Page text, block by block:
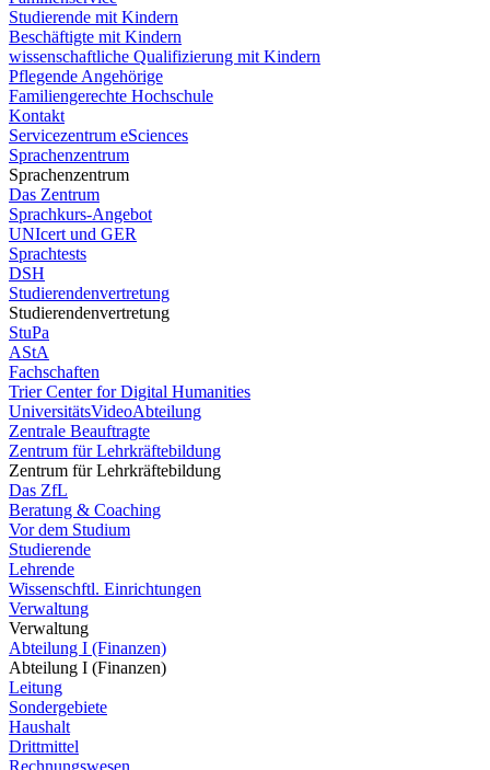
Studierende mit Kindern
Beschäftigte mit Kindern
wissenschaftliche Qualifizierung mit Kindern
Pflegende Angehörige
Familiengerechte Hochschule
Kontakt
Servicezentrum eSciences
Sprachenzentrum
Sprachenzentrum
Das Zentrum
Sprachkurs-Angebot
UNIcert und GER
Sprachtests
DSH
Studierendenvertretung
Studierendenvertretung
StuPa
AStA
Fachschaften
Trier Center for Digital Humanities
UniversitätsVideoAbteilung
Zentrale Beauftragte
Zentrum für Lehrkräftebildung
Zentrum für Lehrkräftebildung
Das ZfL
Beratung & Coaching
Vor dem Studium
Studierende
Lehrende
Wissenschftl. Einrichtungen
Verwaltung
Verwaltung
Abteilung I (Finanzen)
Abteilung I (Finanzen)
Leitung
Sondergebiete
Haushalt
Drittmittel
Rechnungswesen